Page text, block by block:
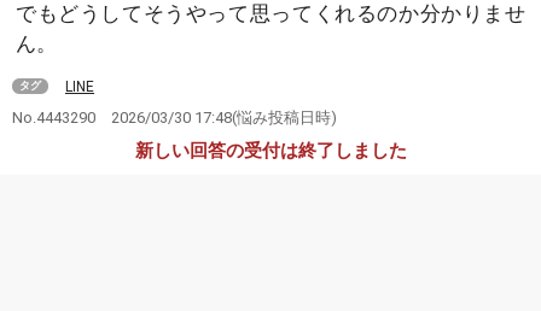
でもどうしてそうやって思ってくれるのか分かりませ
ん。
タグ LINE
No.4443290 2026/03/30 17:48(悩み投稿日時)
新しい回答の受付は終了しました